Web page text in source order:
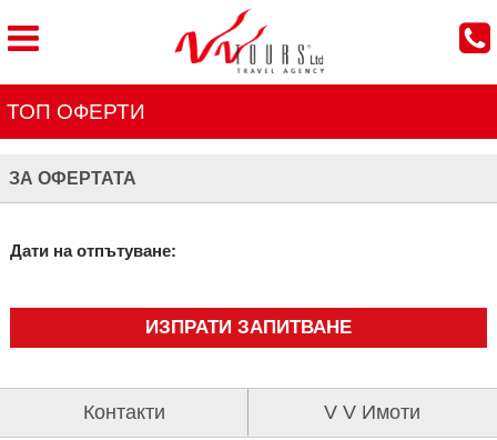
ТОП ОФЕРТИ
ЗА ОФЕРТАТА
Дати на отпътуване:
ИЗПРАТИ ЗАПИТВАНЕ
Контакти V V Имоти